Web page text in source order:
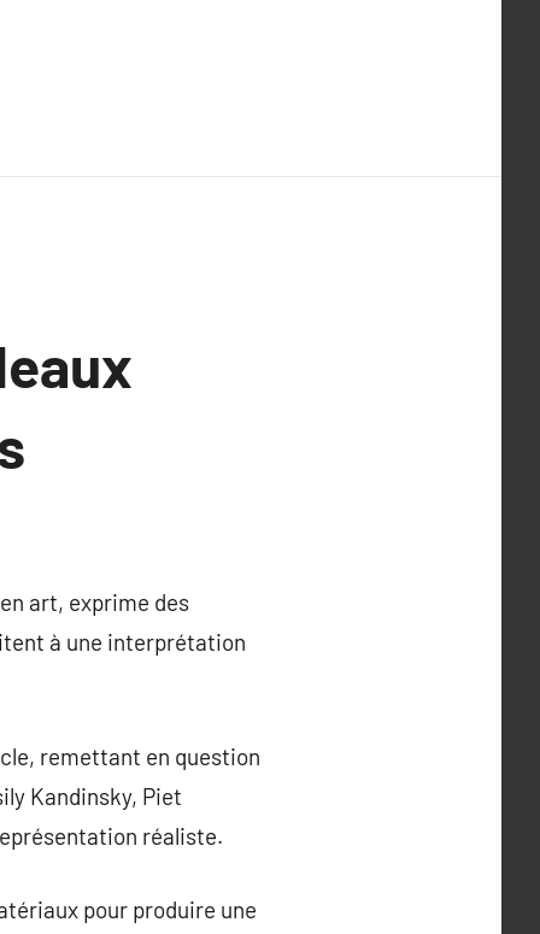
art, exprime des
à une interprétation
remettant en question
Kandinsky, Piet
réaliste.
pour produire une